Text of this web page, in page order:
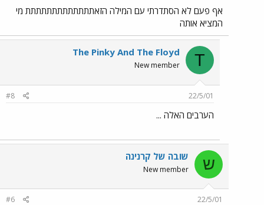
אף פעם לא הסתדרתי עם המילה הזאתתתתתתתתתתתתת מי
המציא אותה
T
The Pinky And The Floyd
New member
22/5/01
#8
הערבים האלה ...
ש שובה של קרנינה
New member
22/5/01
#6